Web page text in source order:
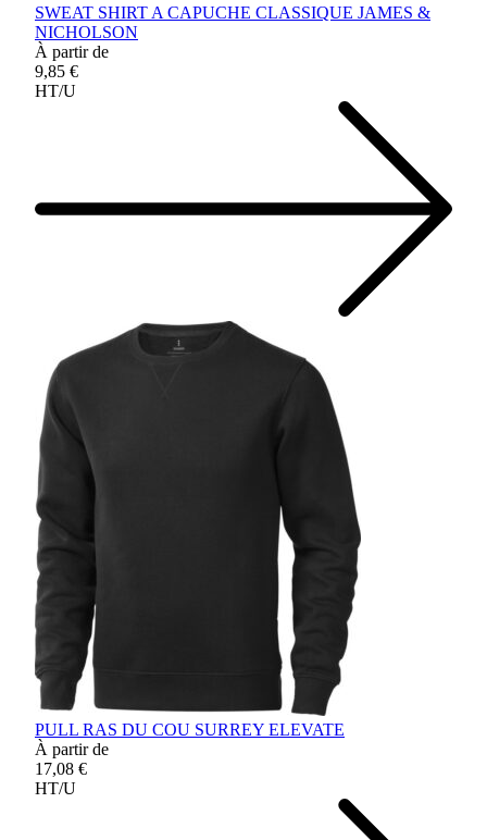
SWEAT SHIRT A CAPUCHE CLASSIQUE JAMES &
NICHOLSON
À partir de
9,85 €
HT/U
PULL RAS DU COU SURREY ELEVATE
À partir de
17,08 €
HT/U